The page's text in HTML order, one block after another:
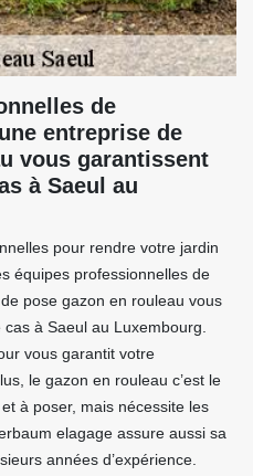
de
entreprise de
vous garantissent
à Saeul au
pour rendre votre jardin
équipes professionnelles de
pose gazon en rouleau vous
à Saeul au Luxembourg.
vous garantit votre
le gazon en rouleau c’est le
à poser, mais nécessite les
elagage assure aussi sa
années d’expérience.